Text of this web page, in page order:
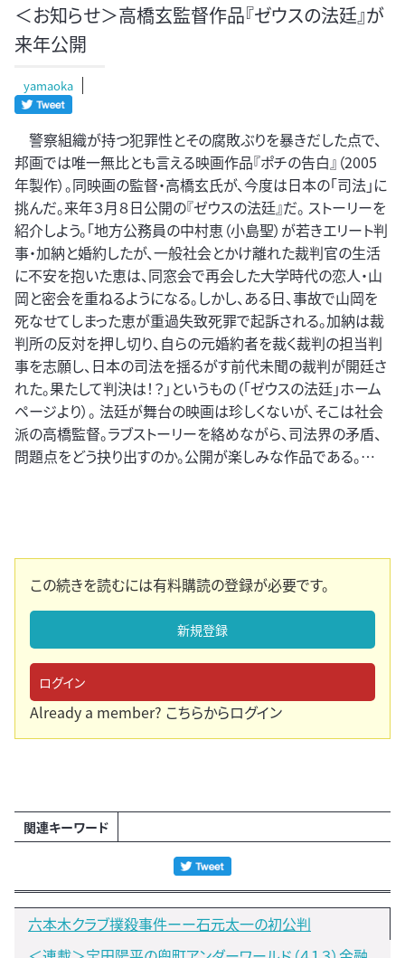
＜お知らせ＞高橋玄監督作品『ゼウスの法廷』が
来年公開
yamaoka
警察組織が持つ犯罪性とその腐敗ぶりを暴きだした点で、
邦画では唯一無比とも言える映画作品『ポチの告白』（2005
年製作）。同映画の監督・高橋玄氏が、今度は日本の「司法」に
挑んだ。来年３月８日公開の『ゼウスの法廷』だ。 ストーリーを
紹介しよう。「地方公務員の中村恵（小島聖）が若きエリート判
事・加納と婚約したが、一般社会とかけ離れた裁判官の生活
に不安を抱いた恵は、同窓会で再会した大学時代の恋人・山
岡と密会を重ねるようになる。しかし、ある日、事故で山岡を
死なせてしまった恵が重過失致死罪で起訴される。加納は裁
判所の反対を押し切り、自らの元婚約者を裁く裁判の担当判
事を志願し、日本の司法を揺るがす前代未聞の裁判が開廷さ
れた。果たして判決は！？」というもの（「ゼウスの法廷」ホーム
ページより）。 法廷が舞台の映画は珍しくないが、そこは社会
派の高橋監督。ラブストーリーを絡めながら、司法界の矛盾、
問題点をどう抉り出すのか。公開が楽しみな作品である。…
この続きを読むには有料購読の登録が必要です。
新規登録
ログイン
Already a member? こちらからログイン
関連キーワード
六本木クラブ撲殺事件ーー石元太一の初公判